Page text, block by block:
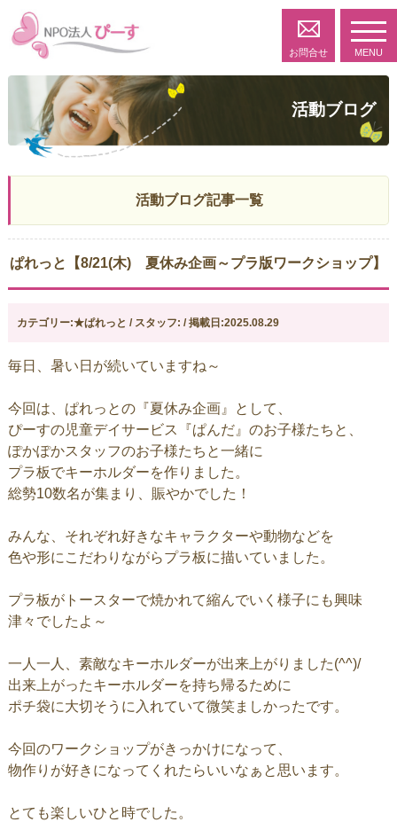
お問合せ MENU
活動ブログ
活動ブログ記事一覧
ぱれっと【8/21(木) 夏休み企画～プラ版ワークショップ】
カテゴリー:★ぱれっと / スタッフ: / 掲載日:2025.08.29
毎日、暑い日が続いていますね～
今回は、ぱれっとの『夏休み企画』として、
ぴーすの児童デイサービス『ぱんだ』のお子様たちと、
ぽかぽかスタッフのお子様たちと一緒に
プラ板でキーホルダーを作りました。
総勢10数名が集まり、賑やかでした！
みんな、それぞれ好きなキャラクターや動物などを
色や形にこだわりながらプラ板に描いていました。
プラ板がトースターで焼かれて縮んでいく様子にも興味
津々でしたよ～
一人一人、素敵なキーホルダーが出来上がりました(^^)/
出来上がったキーホルダーを持ち帰るために
ポチ袋に大切そうに入れていて微笑ましかったです。
今回のワークショップがきっかけになって、
物作りが好きになってくれたらいいなぁと思います。
とても楽しいひと時でした。